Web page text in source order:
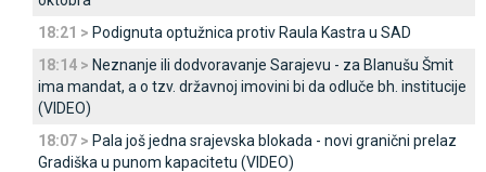
18:21 > Podignuta optužnica protiv Raula Kastra u SAD
18:14 > Neznanje ili dodvoravanje Sarajevu - za Blanušu Šmit
ima mandat, a o tzv. državnoj imovini bi da odluče bh. institucije
(VIDEO)
18:07 > Pala još jedna srajevska blokada - novi granični prelaz
Gradiška u punom kapacitetu (VIDEO)